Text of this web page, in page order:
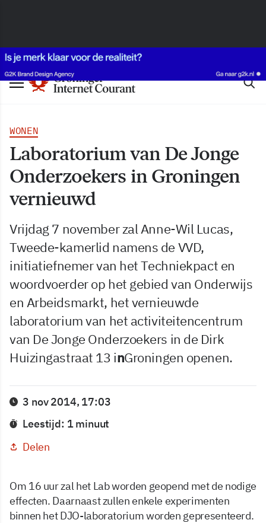
WONEN
Laboratorium van De Jonge
Onderzoekers in Groningen
vernieuwd
Vrijdag 7 november zal Anne-Wil Lucas,
Tweede-kamerlid namens de VVD,
initiatiefnemer van het Techniekpact en
woordvoerder op het gebied van Onderwijs
en Arbeidsmarkt, het vernieuwde
laboratorium van het activiteitencentrum
van De Jonge Onderzoekers in de Dirk
Huizingastraat 13 inGroningen openen.
3 nov 2014, 17:03
Leestijd: 1 minuut
Delen
Om 16 uur zal het Lab worden geopend met de nodige
effecten. Daarnaast zullen enkele experimenten
binnen het DJO-laboratorium worden gepresenteerd.